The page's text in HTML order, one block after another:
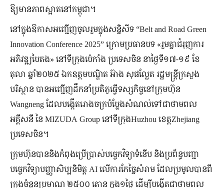
ឱ្យមានភាពស្អាតនៅកម្ពុជា។
នៅក្នុងឱកាសអញ្ជើញចូលរួមក្នុងសន្និសីទ “Belt and Road Green
Innovation Conference 2025” ក្រោមប្រធានបទ «រួមគ្នាជំរុញការ
អភិវឌ្ឍបៃតង» នៅទីក្រុងប៉េកាំង ប្រទេសចិន នាថ្ងៃទី១៧-១៩ ខែ
តុលា ឆ្នាំ២០២៥ ឯកឧត្តមបណ្ឌិត អ៊ាង សុផល្លែត រដ្ឋមន្រ្តីក្រសួង
បរិស្ថាន បានអញ្ជើញដឹកនាំប្រតិភូធ្វើទស្សកិច្ចនៅក្រុមហ៊ុន
Wangneng ដែលបង្កើតរោងចក្របំប្លែងសំណល់ទៅជាថាមពល
អគ្គីសនី នៃ MIZUDA Group នៅទីក្រុងHuzhou ខេត្តZhejiang
ប្រទេសចិន។
ក្រុមហ៊ុនបាននិងកំពុងប្រើប្រាស់បច្ចេកវិទ្យាទំនើប និងប្រព័ន្ធបញ្ជា
បច្ចេកវិទ្យាបញ្ញាសិប្បនិមិត្ត AI លើការកែច្នៃសំរាម ដែលប្រមូលបានពី
ក្រុងចំនួនប្រមាណ ២៥០០ តោន ក្នុង១ថ្ងៃ ដើម្បីបង្កើតជាថាមពល